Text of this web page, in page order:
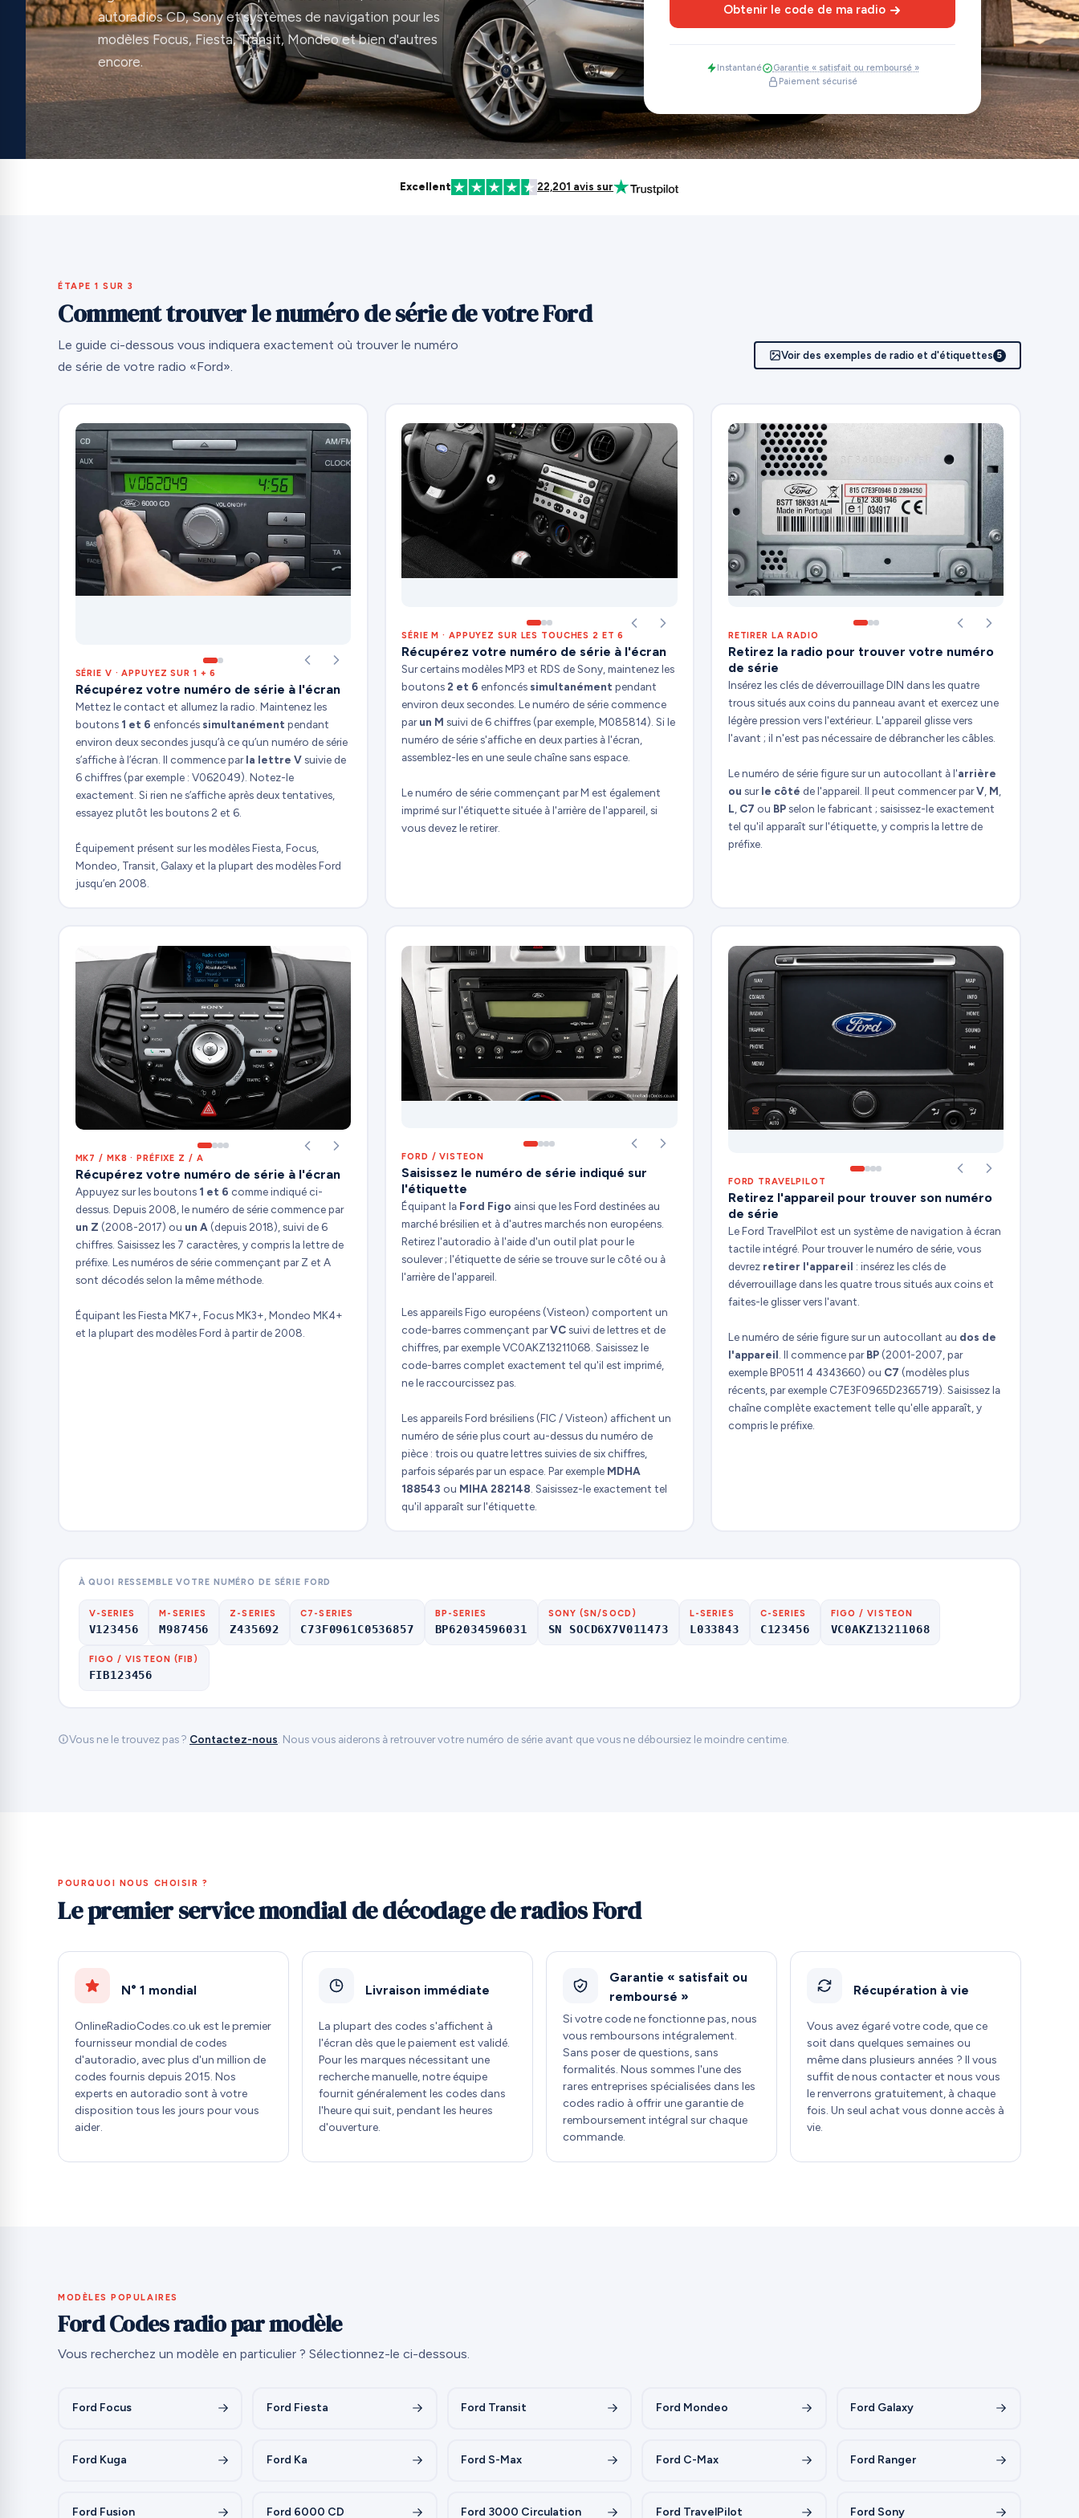
autoradios CD, Sony et systèmes de navigation pour les
modèles Focus, Fiesta, Transit, Mondeo et bien d'autres
encore.
Obtenir le code de ma radio
Instantané
Garantie « satisfait ou remboursé »
Paiement sécurisé
Excellent 22,201 avis sur
ÉTAPE 1 SUR 3
Comment trouver le numéro de série de votre Ford
Le guide ci-dessous vous indiquera exactement où trouver le numéro
de série de votre radio «Ford».
Voir des exemples de radio et d'étiquettes 5
SÉRIE V · APPUYEZ SUR 1 + 6
Récupérez votre numéro de série à l'écran
Mettez le contact et allumez la radio. Maintenez les
boutons 1 et 6 enfoncéssimultanément pendant
environ deux secondes jusqu’à ce qu’un numéro de série
s’affiche à l’écran. Il commence parla lettre Vsuivie de
6 chiffres (par exemple : V062049). Notez-le
exactement. Si rien ne s’affiche après deux tentatives,
essayez plutôt les boutons 2 et 6.
Équipement présent sur les modèles Fiesta, Focus,
Mondeo, Transit, Galaxy et la plupart des modèles Ford
jusqu’en 2008.
SÉRIE M · APPUYEZ SUR LES TOUCHES 2 ET 6
Récupérez votre numéro de série à l'écran
Sur certains modèles MP3 et RDS de Sony, maintenez les
boutons2 et 6 enfoncéssimultanément pendant
environ deux secondes. Le numéro de série commence
parun M suivi de 6 chiffres (par exemple, M085814). Si le
numéro de série s'affiche en deux parties à l'écran,
assemblez-les en une seule chaîne sans espace.
Le numéro de série commençant par M est également
imprimé sur l'étiquette située à l'arrière de l'appareil, si
vous devez le retirer.
RETIRER LA RADIO
Retirez la radio pour trouver votre numéro
de série
Insérez les clés de déverrouillage DIN dans les quatre
trous situés aux coins du panneau avant et exercez une
légère pression vers l'extérieur. L'appareil glisse vers
l'avant ; il n'est pas nécessaire de débrancher les câbles.
Le numéro de série figure sur un autocollant à l'arrière
ou surle côté de l'appareil. Il peut commencer parV, M,
L, C7 ou BPselon le fabricant ; saisissez-le exactement
tel qu'il apparaît sur l'étiquette, y compris la lettre de
préfixe.
MK7 / MK8 · PRÉFIXE Z / A
Récupérez votre numéro de série à l'écran
Appuyez sur les boutons 1 et 6 comme indiqué ci-
dessus. Depuis 2008, le numéro de série commence par
un Z (2008-2017) ou un A (depuis 2018), suivi de 6
chiffres. Saisissez les 7 caractères, y compris la lettre de
préfixe. Les numéros de série commençant par Z et A
sont décodés selon la même méthode.
Équipant les Fiesta MK7+, Focus MK3+, Mondeo MK4+
et la plupart des modèles Ford à partir de 2008.
FORD / VISTEON
Saisissez le numéro de série indiqué sur
l'étiquette
Équipant la Ford Figo ainsi que les Ford destinées au
marché brésilien et à d'autres marchés non européens.
Retirez l'autoradio à l'aide d'un outil plat pour le
soulever ; l'étiquette de série se trouve sur le côté ou à
l'arrière de l'appareil.
Les appareils Figo européens (Visteon) comportent un
code-barres commençant parVCsuivi de lettres et de
chiffres, par exemple VC0AKZ13211068. Saisissez le
code-barres complet exactement tel qu'il est imprimé,
ne le raccourcissez pas.
Les appareils Ford brésiliens (FIC / Visteon) affichent un
numéro de série plus court au-dessus du numéro de
pièce : trois ou quatre lettres suivies de six chiffres,
parfois séparés par un espace. Par exemple MDHA
188543 ou MIHA 282148 . Saisissez-le exactement tel
qu'il apparaît sur l'étiquette.
FORD TRAVELPILOT
Retirez l'appareil pour trouver son numéro
de série
Le Ford TravelPilot est un système de navigation à écran
tactile intégré. Pour trouver le numéro de série, vous
devrez retirer l'appareil : insérez les clés de
déverrouillage dans les quatre trous situés aux coins et
faites-le glisser vers l'avant.
Le numéro de série figure sur un autocollant au dos de
l'appareil . Il commence parBP(2001-2007, par
exemple BP0511 4 4343660) ou C7 (modèles plus
récents, par exemple C7E3F0965D2365719). Saisissez la
chaîne complète exactement telle qu'elle apparaît, y
compris le préfixe.
À QUOI RESSEMBLE VOTRE NUMÉRO DE SÉRIE FORD
V-SERIES
V123456
M-SERIES
M987456
Z-SERIES
Z435692
C7-SERIES
C73F0961C0536857
BP-SERIES
BP62034596031
SONY (SN/SOCD)
SN SOCD6X7V011473
L-SERIES
L033843
C-SERIES
C123456
FIGO / VISTEON
VC0AKZ13211068
FIGO / VISTEON (FIB)
FIB123456
Vous ne le trouvez pas ? Contactez-nous . Nous vous aiderons à retrouver votre numéro de série avant que vous ne déboursiez le moindre centime.
POURQUOI NOUS CHOISIR ?
Le premier service mondial de décodage de radios Ford
N° 1 mondial
OnlineRadioCodes.co.uk est le premier
fournisseur mondial de codes
d'autoradio, avec plus d'un million de
codes fournis depuis 2015. Nos
experts en autoradio sont à votre
disposition tous les jours pour vous
aider.
Livraison immédiate
La plupart des codes s'affichent à
l'écran dès que le paiement est validé.
Pour les marques nécessitant une
recherche manuelle, notre équipe
fournit généralement les codes dans
l'heure qui suit, pendant les heures
d'ouverture.
Garantie « satisfait ou
remboursé »
Si votre code ne fonctionne pas, nous
vous remboursons intégralement.
Sans poser de questions, sans
formalités. Nous sommes l'une des
rares entreprises spécialisées dans les
codes radio à offrir une garantie de
remboursement intégral sur chaque
commande.
Récupération à vie
Vous avez égaré votre code, que ce
soit dans quelques semaines ou
même dans plusieurs années ? Il vous
suffit de nous contacter et nous vous
le renverrons gratuitement, à chaque
fois. Un seul achat vous donne accès à
vie.
MODÈLES POPULAIRES
Ford Codes radio par modèle
Vous recherchez un modèle en particulier ? Sélectionnez-le ci-dessous.
Ford Focus Ford Fiesta Ford Transit Ford Mondeo Ford Galaxy
Ford Kuga Ford Ka Ford S-Max Ford C-Max Ford Ranger
Ford Fusion Ford 6000 CD Ford 3000 Circulation Ford TravelPilot Ford Sony